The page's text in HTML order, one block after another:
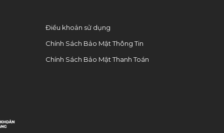
Điều khoản sử dụng
Chính Sách Bảo Mật Thông Tin
Chính Sách Bảo Mật Thanh Toán